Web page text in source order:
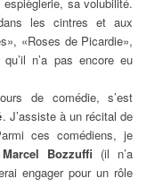
les cintres et aux
«Roses de Picardie»,
n’a pas encore eu
de comédie, s’est
. J’assiste à un récital de
ces comédiens, je
Marcel Bozzuffi (il n’a
engager pour un rôle